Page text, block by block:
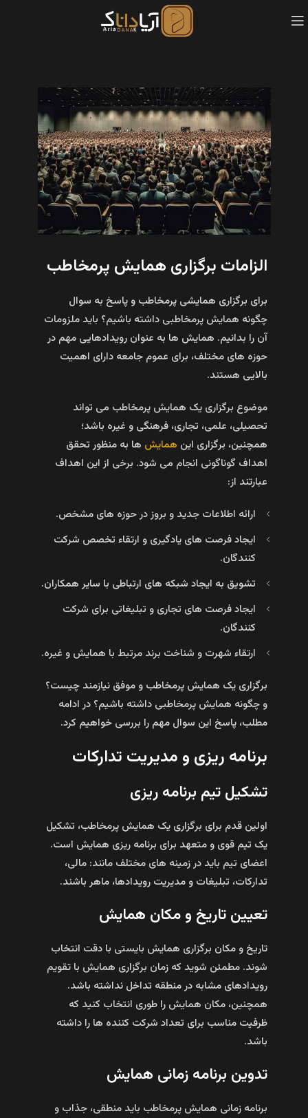
الزامات برگزاری همایش پرمخاطب
برای برگزاری همایشی پرمخاطب و پاسخ به سوال
چگونه همایش پرمخاطبی داشته باشیم؟ باید ملزومات
آن را بدانیم. همایش‌ ها به عنوان رویدادهایی مهم در
حوزه‌ های مختلف، برای عموم جامعه دارای اهمیت
بالایی هستند.
موضوع برگزاری یک همایش پرمخاطب می‌ تواند
تحصیلی، علمی، تجاری، فرهنگی و غیره باشد؛
همچنین، برگزاری این همایش‌ ها به منظور تحقق
اهداف گوناگونی انجام می‌ شود. برخی از این اهداف
عبارتند از:
ارائه اطلاعات جدید و بروز در حوزه‌ های مشخص.
ایجاد فرصت‌ های یادگیری و ارتقاء تخصص شرکت‌
کنندگان.
تشویق به ایجاد شبکه‌ های ارتباطی با سایر همکاران.
ایجاد فرصت‌ های تجاری و تبلیغاتی برای شرکت‌
کنندگان.
ارتقاء شهرت و شناخت برند مرتبط با همایش و غیره.
برگزاری یک همایش پرمخاطب و موفق نیازمند چیست؟
و چگونه همایش پرمخاطبی داشته باشیم؟ در ادامه
مطلب، پاسخ این سوال مهم را بررسی خواهیم کرد.
برنامه‌ ریزی و مدیریت تدارکات
تشکیل تیم برنامه‌ ریزی
اولین قدم برای برگزاری یک همایش پرمخاطب، تشکیل
یک تیم قوی و متعهد برای برنامه‌ ریزی همایش است.
اعضای تیم باید در زمینه‌ های مختلف مانند: مالی،
تدارکات، تبلیغات و مدیریت رویدادها، ماهر باشند.
تعیین تاریخ و مکان همایش
تاریخ و مکان برگزاری همایش بایستی با دقت انتخاب
شوند. مطمئن شوید که زمان برگزاری همایش با تقویم
رویدادهای مشابه در منطقه تداخل نداشته باشد.
همچنین، مکان همایش را طوری انتخاب کنید که
ظرفیت مناسب برای تعداد شرکت کننده‌ ها را داشته
باشد.
تدوین برنامه زمانی همایش
برنامه‌ زمانی همایش پرمخاطب باید منطقی، جذاب و